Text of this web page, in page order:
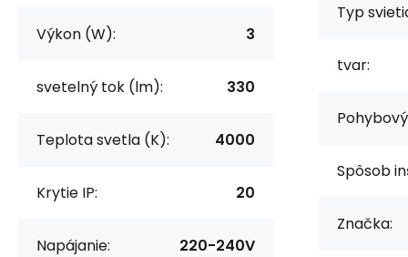
Výkon (W): 3
svetelný tok (lm): 330
Teplota svetla (K): 4000
Krytie IP: 20
Napájanie: 220-240V
Typ
tvar:
Spôsob
Značka: